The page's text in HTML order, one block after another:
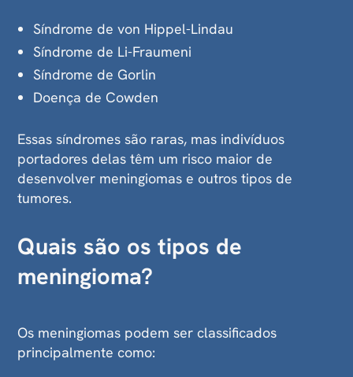
Síndrome de von Hippel-Lindau
Síndrome de Li-Fraumeni
Síndrome de Gorlin
Doença de Cowden
Essas síndromes são raras, mas indivíduos
portadores delas têm um risco maior de
desenvolver meningiomas e outros tipos de
tumores.
Quais são os tipos de
meningioma?
Os meningiomas podem ser classificados
principalmente como: